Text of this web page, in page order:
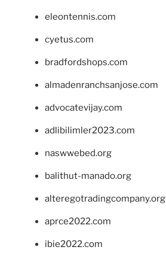
eleontennis.com
cyetus.com
bradfordshops.com
almadenranchsanjose.com
advocatevijay.com
adlibilimler2023.com
naswwebed.org
balithut-manado.org
alteregotradingcompany.org
aprce2022.com
ibie2022.com